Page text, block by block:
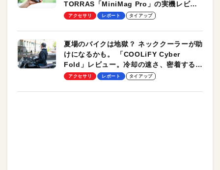
TORRAS「MiniMag Pro」の実機レビュ
ーも
アクセサリ レポート タイアップ
夏場のバイクは地獄？ ネッククーラーが助
けになるかも。 「COOLiFY Cyber
Fold」レビュー。冷却の速さ、密着する冷
却プレート、シンプルな操作性がグッド！
アクセサリ レポート タイアップ